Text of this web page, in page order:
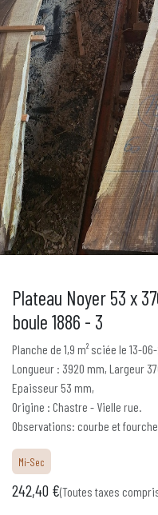
Plateau Noyer 53 x
boule 1886 - 3
Planche de 1,9 m² sciée le 13-
Longueur : 3920 mm, Largeur
Epaisseur 53 mm,
Origine : Chastre - Vielle rue.
Observations: courbe et fourche
Mi-Sec
242,40 €(Toutes taxes